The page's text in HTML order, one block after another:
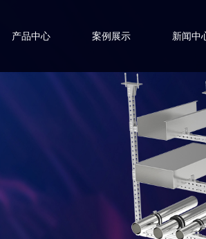
产品中心 案例展示 新闻中